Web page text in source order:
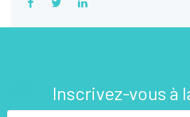
Inscrivez-vous à